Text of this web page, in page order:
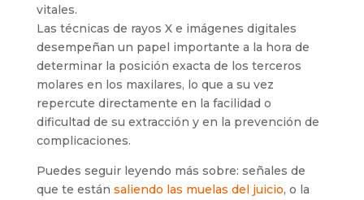
vitales.
Las técnicas de rayos X e imágenes digitales
desempeñan un papel importante a la hora de
determinar la posición exacta de los terceros
molares en los maxilares, lo que a su vez
repercute directamente en la facilidad o
dificultad de su extracción y en la prevención de
complicaciones.
Puedes seguir leyendo más sobre: señales de
que te están saliendo las muelas del juicio, o la